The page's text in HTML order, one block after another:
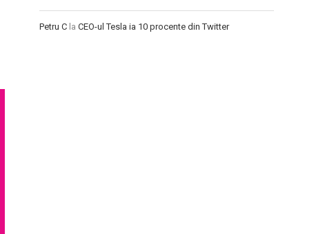
Petru C la CEO-ul Tesla ia 10 procente din Twitter